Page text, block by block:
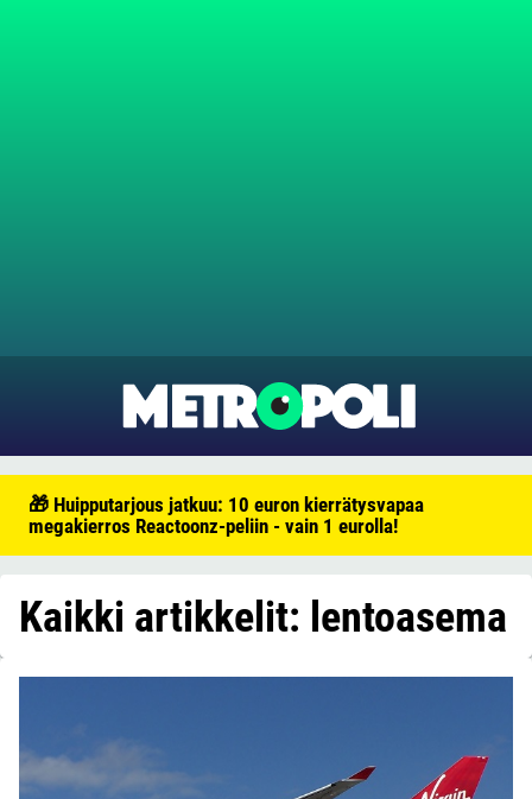
🎁 Huipputarjous jatkuu: 10 euron kierrätysvapaa
megakierros Reactoonz-peliin - vain 1 eurolla!
Kaikki artikkelit: lentoasema